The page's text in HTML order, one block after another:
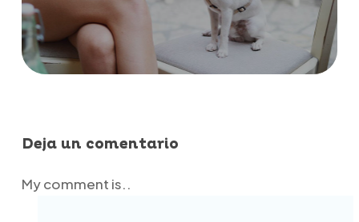
Deja un comentario
My comment is..